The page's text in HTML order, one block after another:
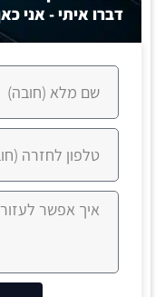
דברו איתי - אני